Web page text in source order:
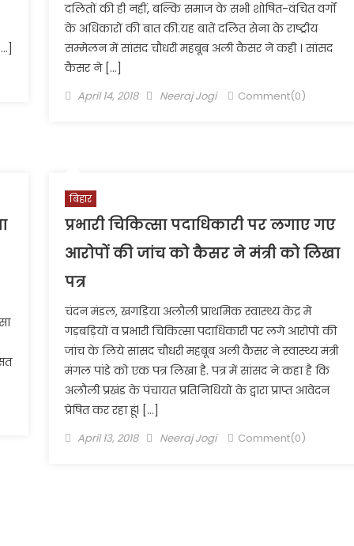
दलितों की ही नहीं, बल्कि समाज के सभी शोषित-वंचित वर्गों
के अधिकारों की बात की.यह बातें दलित सेना के राष्ट्रीय
सम्मेलन में सांसद चौधरी महबूब अली कैसर ने कही । सांसद
कैसर ने […]
Posted
April 14, 2018 Author
Neeraj Jogi Comment(0)
बिहार
प्रभारी चिकित्सा पदाधिकारी पर लगाए गए
आरोपों की जांच को कैसर ने मंत्री को लिखा
पत्र
चंदन मंडल, खगड़िया अलौली प्राथमिक स्वास्थ्य केंद्र में
गड़बड़ियों व प्रभारी चिकित्सा पदाधिकारी पर लगे आरोपों की
जांच के लिये सांसद चौधरी महबूब अली कैसर ने स्वास्थ्य मंत्री
मंगल पांडे को एक पत्र लिखा है. पत्र में सांसद ने कहा है कि
अलौली प्रखंड के पंचायत प्रतिनिधियों के द्वारा प्राप्त आवेदन
प्रेषित कर रहा हूंl […]
Posted
April 13, 2018 Author
Neeraj Jogi Comment(0)